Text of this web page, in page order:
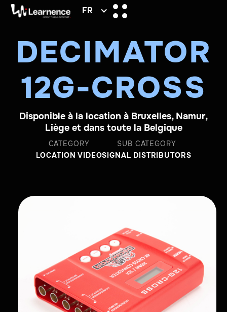
FR
DECIMATOR
12G-CROSS
Disponible à la location à Bruxelles, Namur,
Liège et dans toute la Belgique
CATEGORY
LOCATION VIDEO
SUB CATEGORY
SIGNAL DISTRIBUTORS